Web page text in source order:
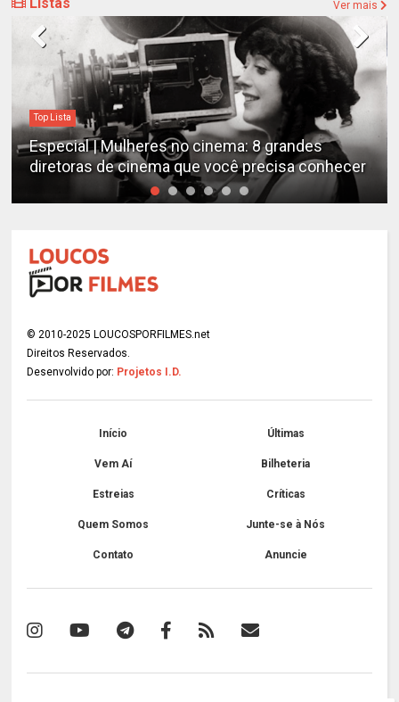
Ver mais
Top Lista
Especial | Mulheres no cinema: 8 grandes
diretoras de cinema que você precisa conhecer
© 2010-2025 LOUCOSPORFILMES.net
Direitos Reservados.
Desenvolvido por: Projetos I.D.
Início Últimas
Vem Aí Bilheteria
Estreias Críticas
Quem Somos Junte-se à Nós
Contato Anuncie